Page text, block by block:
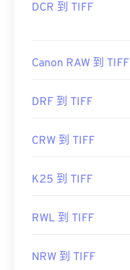
DCR 到 TIFF
Canon RAW 到 TIFF
DRF 到 TIFF
CRW 到 TIFF
K25 到 TIFF
RWL 到 TIFF
NRW 到 TIFF